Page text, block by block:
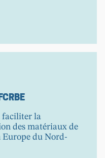
faciliter la
des matériaux de
Europe du Nord-